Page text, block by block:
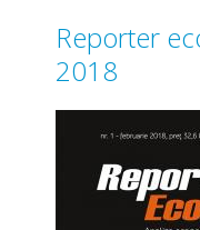
Reporter
2018